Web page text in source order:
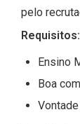
pelo
Requisitos:
Ensino
Boa